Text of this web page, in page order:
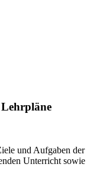
und Aufgaben der
Unterricht sowie